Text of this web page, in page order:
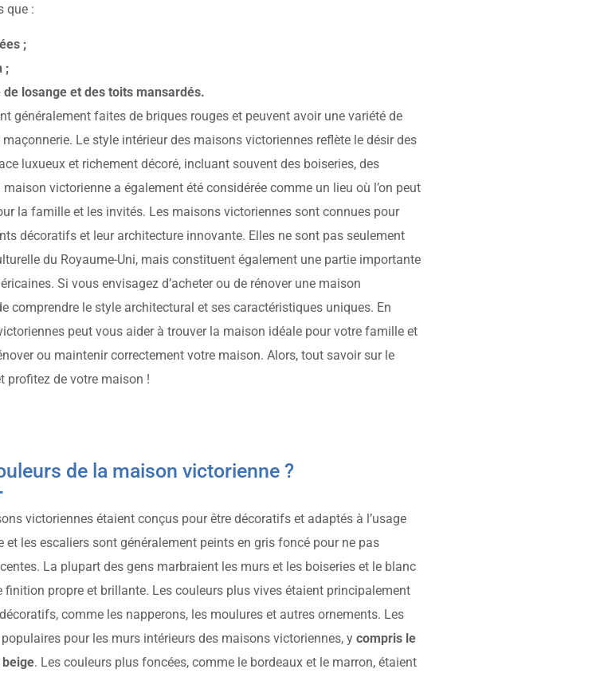
que :
;
;
losange et des toits mansardés.
généralement faites de briques rouges et peuvent avoir une variété de
Le style intérieur des maisons victoriennes reflète le désir des
luxueux et richement décoré, incluant souvent des boiseries, des
victorienne a également été considérée comme un lieu où l’on peut
la famille et les invités. Les maisons victoriennes sont connues pour
décoratifs et leur architecture innovante. Elles ne sont pas seulement
du Royaume-Uni, mais constituent également une partie importante
Si vous envisagez d’acheter ou de rénover une maison
comprendre le style architectural et ses caractéristiques uniques. En
peut vous aider à trouver la maison idéale pour votre famille et
ou maintenir correctement votre maison. Alors, tout savoir sur le
profitez de votre maison !
de la maison victorienne ?
victoriennes étaient conçus pour être décoratifs et adaptés à l’usage
et les escaliers sont généralement peints en gris foncé pour ne pas
La plupart des gens marbraient les murs et les boiseries et le blanc
propre et brillante. Les couleurs plus vives étaient principalement
comme les napperons, les moulures et autres ornements. Les
pour les murs intérieurs des maisons victoriennes, y compris le
. Les couleurs plus foncées, comme le bordeaux et le marron, étaient